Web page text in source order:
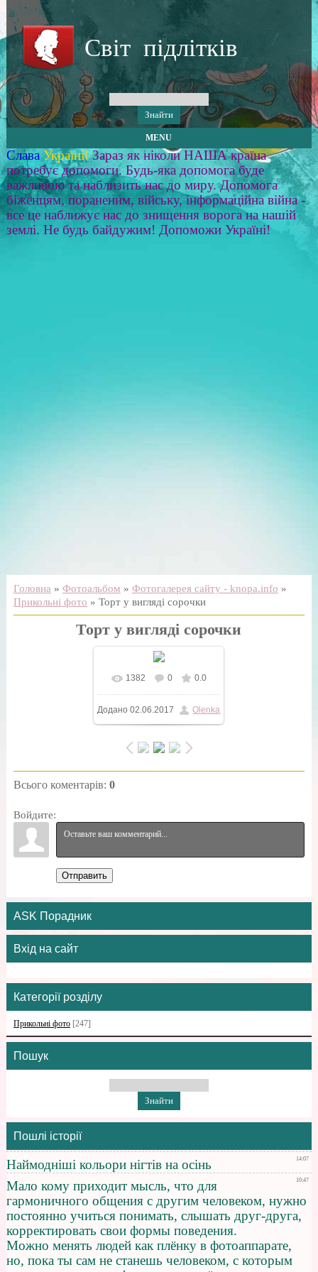
Світ підлітків
MENU
Слава Україні! Зараз як ніколи НАША країна
потребує допомоги. Будь-яка допомога буде
важливою та наблизить нас до миру. Допомога
біженцям, пораненим, війську, інформаційна війна -
все це наближує нас до знищення ворога на нашій
землі. Не будь байдужим! Допоможи Україні!
Головна » Фотоальбом » Фотогалерея сайту - knopa.info »
Прикольні фото » Торт у вигляді сорочки
Торт у вигляді сорочки
У реальному розмірі
640x799/ 110.5Kb
1382 0 0.0
Додано 02.06.2017 Olenka
Всього коментарів: 0
Войдите:
Отправить
ASK Порадник
Вхід на сайт
Категорії розділу
Прикольні фото [247]
Пошук
Пошлі історії